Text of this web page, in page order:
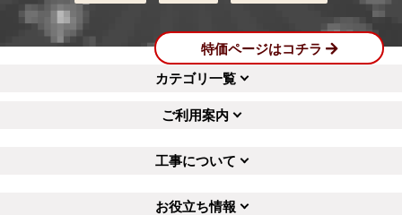
特価ページはコチラ
カテゴリ一覧
ご利用案内
工事について
お役立ち情報